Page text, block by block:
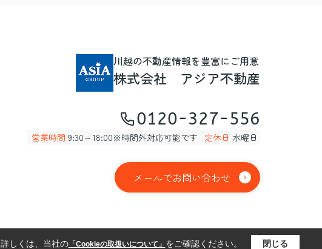
川越の不動産情報を豊富にご用意
株式会社 アジア不動産
0120-327-556
営業時間 9:30～18:00※時間外対応可能です 定休日 水曜日
メールでお問い合わせ
詳しくは、当社の「Cookieの取扱いについて」 をご確認ください。 閉じる